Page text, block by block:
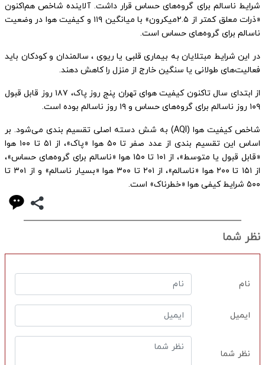
شرایط ناسالم برای گروه‌های حساس قرار داشت. آلاینده شاخص هم‌اکنون
«ذرات معلق کمتر از ۲.۵میکرون» با میانگین ۱۱۹ و کیفیت هوا در وضعیت
ناسالم برای گروه‌های حساس است.
در این شرایط مبتلایان به بیماری قلبی یا ریوی ، سالمندان و کودکان باید
فعالیت‌های طولانی یا سنگین خارج از منزل را کاهش دهند.
از ابتدای سال تاکنون کیفیت هوای تهران پنج روز پاک، ۱۸۷ روز قابل قبول
۱۰۹ روز ناسالم برای گروه‌های حساس و ۱۹ روز ناسالم بوده است.
شاخص کیفیت هوا (AQI) به شش دسته اصلی تقسیم ‌بندی می‌شود. بر
اساس این تقسیم ‌بندی از عدد صفر تا ۵۰ هوا «پاک»، از ۵۱ تا ۱۰۰ هوا
«قابل قبول یا متوسط»، از ۱۰۱ تا ۱۵۰ هوا «ناسالم برای گروه‌های حساس»،
از ۱۵۱ تا ۲۰۰ هوا «ناسالم»، از ۲۰۱ تا ۳۰۰ هوا «بسیار ناسالم» و از ۳۰۱ تا
۵۰۰ شرایط کیفی هوا «خطرناک» است.
نظر شما
نام
ایمیل
نظر شما